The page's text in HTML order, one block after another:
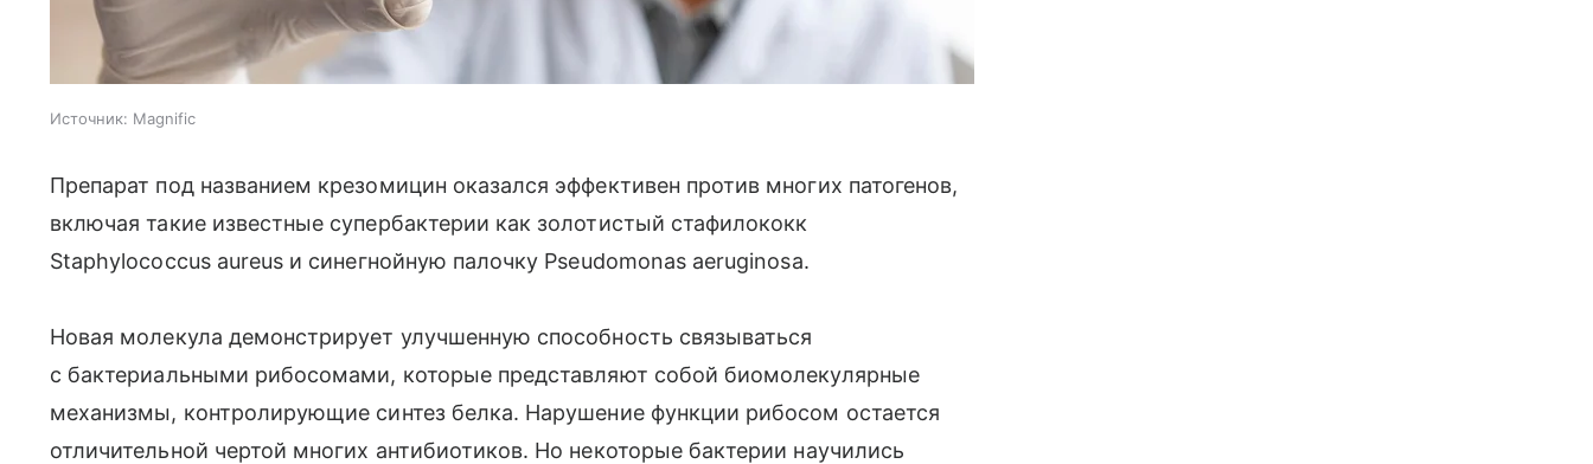
Источник: Magnific
Препарат под названием крезомицин оказался эффективен против многих патогенов,
включая такие известные супербактерии как золотистый стафилококк
Staphylococcus aureus и синегнойную палочку Pseudomonas aeruginosa.
Новая молекула демонстрирует улучшенную способность связываться
с бактериальными рибосомами, которые представляют собой биомолекулярные
механизмы, контролирующие синтез белка. Нарушение функции рибосом остается
отличительной чертой многих антибиотиков. Но некоторые бактерии научились